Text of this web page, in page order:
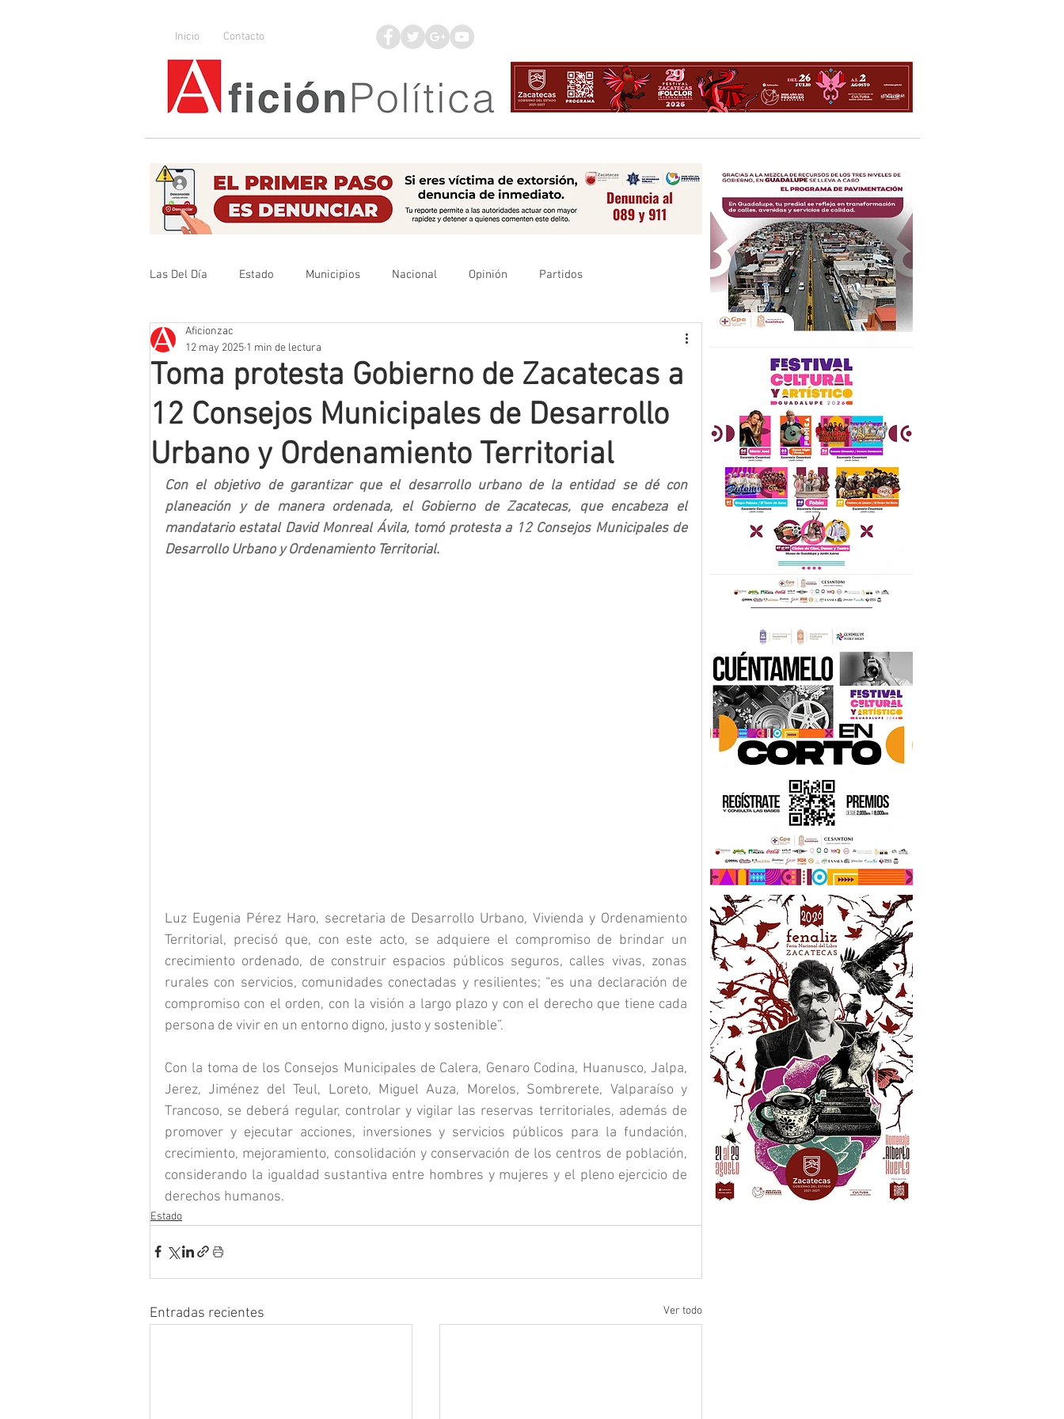
Inicio Contacto
Las Del Día Estado Municipios Nacional Opinión Partidos
Que no se olvide
Mineros LNBP
Toma protesta Gobierno de Zacatecas a
12 Consejos Municipales de Desarrollo
Urbano y Ordenamiento Territorial
Aficionzac
12 may 2025 1 min de lectura
Con el objetivo de garantizar que el desarrollo urbano de la entidad se dé con
planeación y de manera ordenada, el Gobierno de Zacatecas, que encabeza el
mandatario estatal David Monreal Ávila, tomó protesta a 12 Consejos Municipales de
Desarrollo Urbano y Ordenamiento Territorial.
Luz Eugenia Pérez Haro, secretaria de Desarrollo Urbano, Vivienda y Ordenamiento
Territorial, precisó que, con este acto, se adquiere el compromiso de brindar un
crecimiento ordenado, de construir espacios públicos seguros, calles vivas, zonas
rurales con servicios, comunidades conectadas y resilientes; “es una declaración de
compromiso con el orden, con la visión a largo plazo y con el derecho que tiene cada
persona de vivir en un entorno digno, justo y sostenible”.
Con la toma de los Consejos Municipales de Calera, Genaro Codina, Huanusco, Jalpa,
Jerez, Jiménez del Teul, Loreto, Miguel Auza, Morelos, Sombrerete, Valparaíso y
Trancoso, se deberá regular, controlar y vigilar las reservas territoriales, además de
promover y ejecutar acciones, inversiones y servicios públicos para la fundación,
crecimiento, mejoramiento, consolidación y conservación de los centros de población,
considerando la igualdad sustantiva entre hombres y mujeres y el pleno ejercicio de
derechos humanos.
Estado
Entradas recientes Ver todo